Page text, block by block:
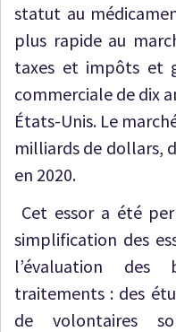
statut au
plus rapide au
taxes et impôts et
commerciale de dix
États-Unis. Le
milliards de dollars,
en 2020.
Cet essor a été
simplification des
l’évaluation des
traitements : des
de volontaires